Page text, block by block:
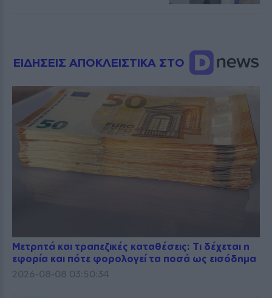
ΕΙΔΗΣΕΙΣ ΑΠΟΚΛΕΙΣΤΙΚΑ ΣΤΟ
Μετρητά και τραπεζικές καταθέσεις: Τι δέχεται η
εφορία και πότε φορολογεί τα ποσά ως εισόδημα
2026-08-08 03:50:34